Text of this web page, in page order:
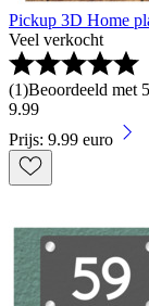
Pickup 3D Home
Veel verkocht
(1)Beoordeeld met
9.99
Prijs: 9.99 euro